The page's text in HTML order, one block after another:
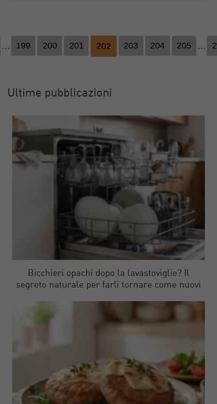
… 199 200 201 202 203 204 205 …
Ultime pubblicazioni
Bicchieri opachi dopo la lavastoviglie? Il
segreto naturale per farli tornare come nuovi